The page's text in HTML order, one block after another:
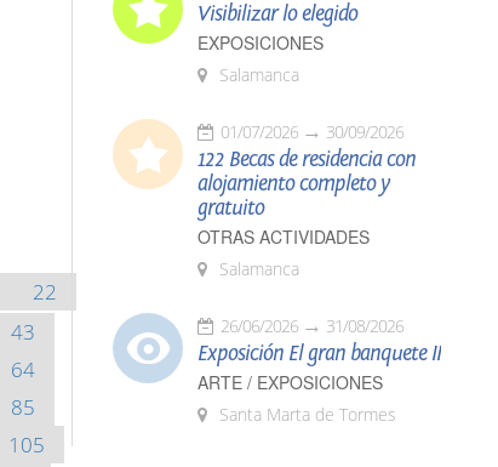
22
43
64
85
105
Visibilizar lo elegido
EXPOSICIONES
Salamanca
01/07/2026 30/09/2026
122 Becas de residencia con
alojamiento completo y
gratuito
OTRAS ACTIVIDADES
Salamanca
26/06/2026 31/08/2026
Exposición El gran banquete II
ARTE / EXPOSICIONES
Santa Marta de Tormes